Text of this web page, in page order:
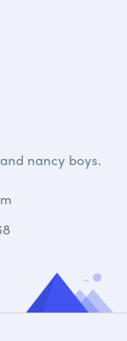
nancy boys.